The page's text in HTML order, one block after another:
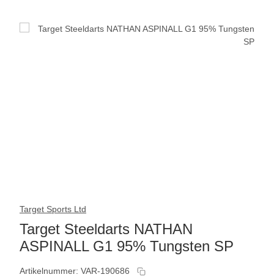
Target Sports Ltd
Target Steeldarts NATHAN
ASPINALL G1 95% Tungsten SP
Artikelnummer: VAR-190686